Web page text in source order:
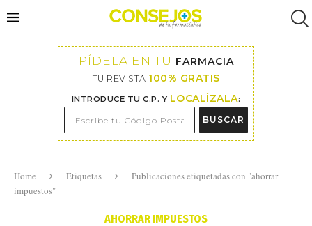
PÍDELA EN TU FARMACIA
TU REVISTA 100% GRATIS
INTRODUCE TU C.P. Y LOCALÍZALA:
BUSCAR
Home Etiquetas
Publicaciones etiquetadas con "ahorrar
impuestos"
AHORRAR IMPUESTOS